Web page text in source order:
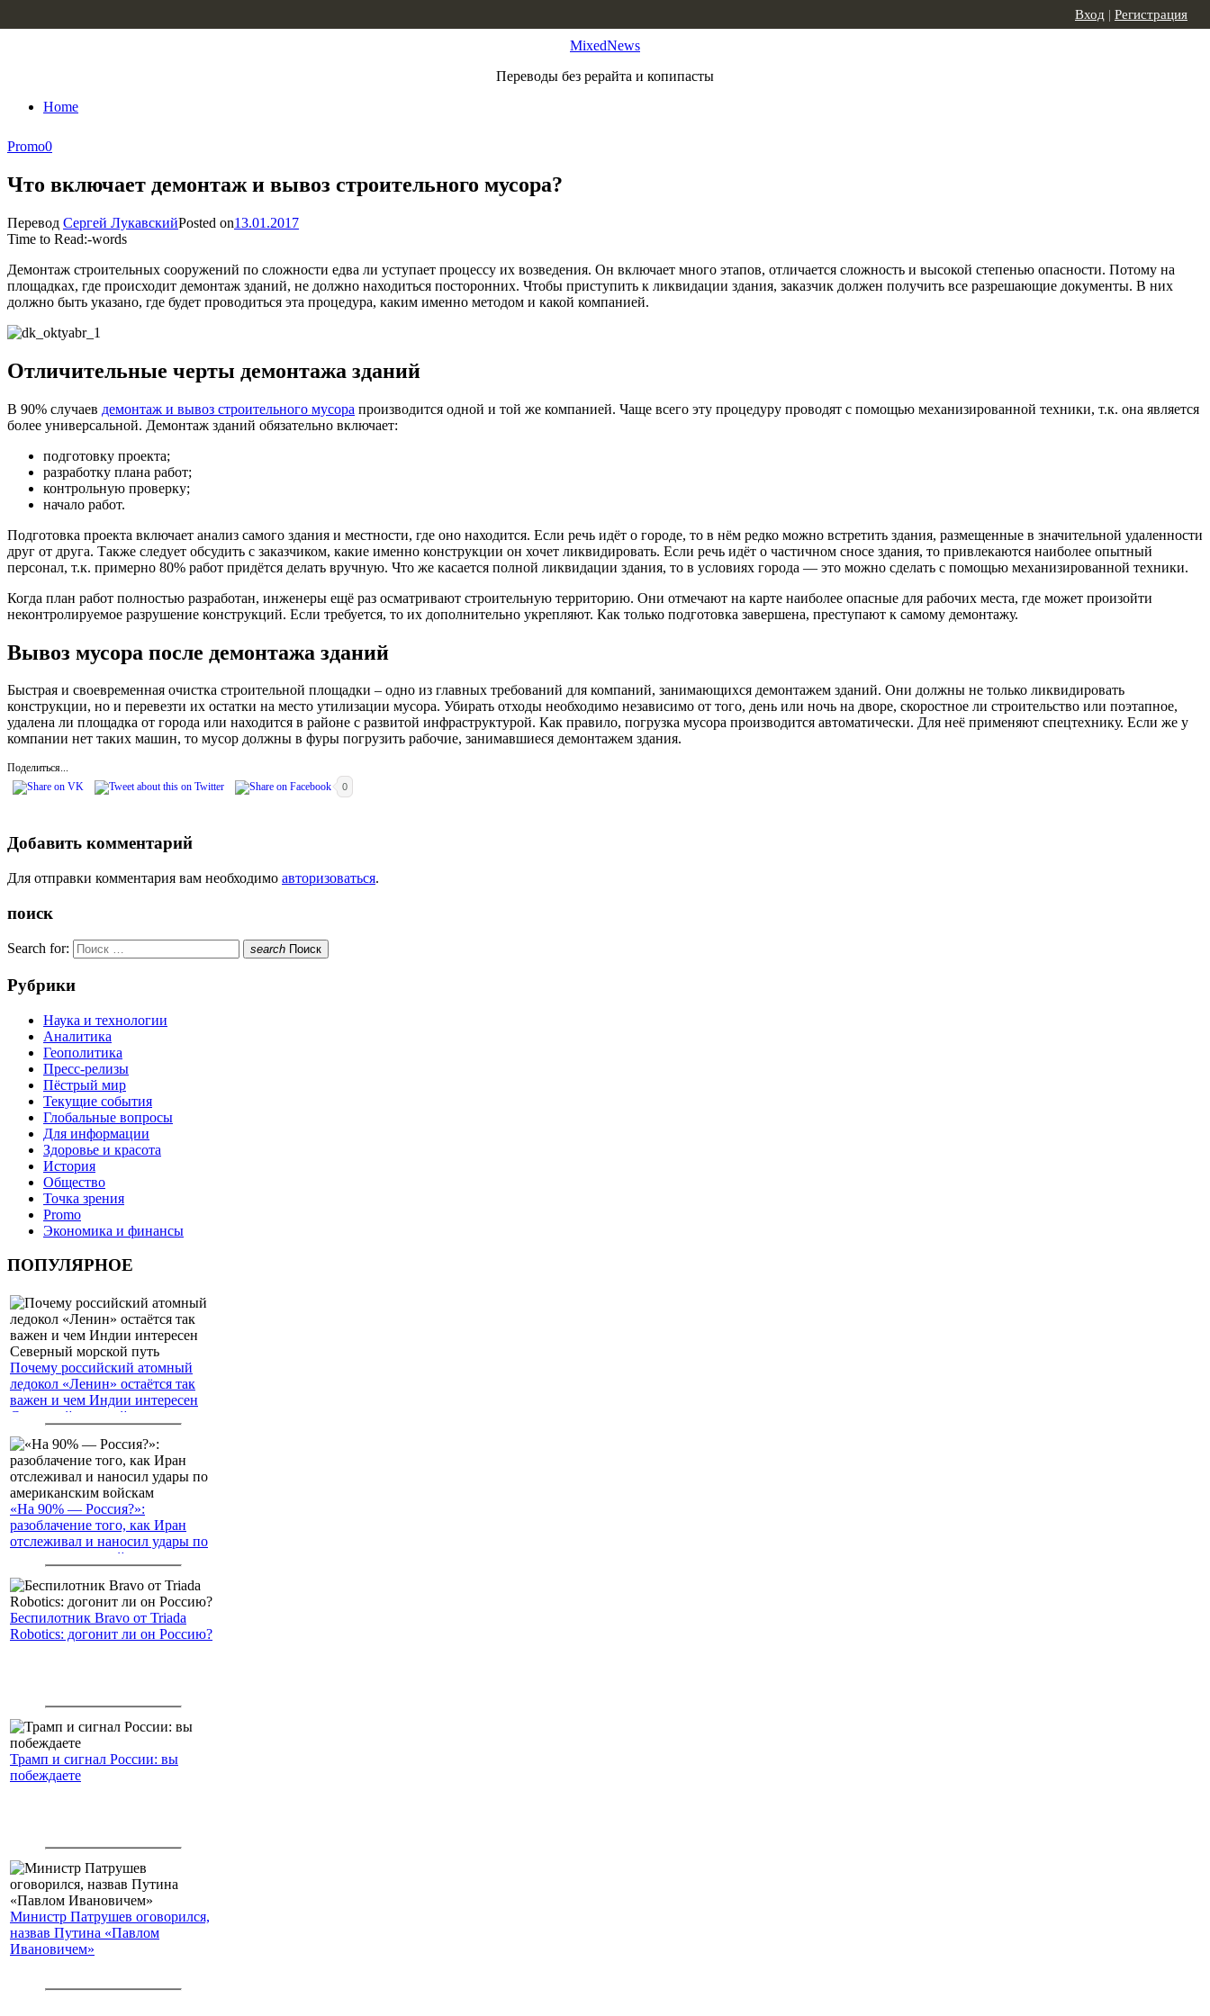
MixedNews
Переводы без рерайта и копипасты
Home
Вход | Регистрация
Promo0
Что включает демонтаж и вывоз строительного мусора?
Перевод Сергей ЛукавскийPosted on13.01.2017
Time to Read:-words
Демонтаж строительных сооружений по сложности едва ли уступает процессу их возведения. Он включает много этапов, отличается сложность и высокой степенью опасности. Потому на
площадках, где происходит демонтаж зданий, не должно находиться посторонних. Чтобы приступить к ликвидации здания, заказчик должен получить все разрешающие документы. В них
должно быть указано, где будет проводиться эта процедура, каким именно методом и какой компанией.
Отличительные черты демонтажа зданий
В 90% случаев демонтаж и вывоз строительного мусора производится одной и той же компанией. Чаще всего эту процедуру проводят с помощью механизированной техники, т.к. она является
более универсальной. Демонтаж зданий обязательно включает:
подготовку проекта;
разработку плана работ;
контрольную проверку;
начало работ.
Подготовка проекта включает анализ самого здания и местности, где оно находится. Если речь идёт о городе, то в нём редко можно встретить здания, размещенные в значительной удаленности
друг от друга. Также следует обсудить с заказчиком, какие именно конструкции он хочет ликвидировать. Если речь идёт о частичном сносе здания, то привлекаются наиболее опытный
персонал, т.к. примерно 80% работ придётся делать вручную. Что же касается полной ликвидации здания, то в условиях города — это можно сделать с помощью механизированной техники.
Когда план работ полностью разработан, инженеры ещё раз осматривают строительную территорию. Они отмечают на карте наиболее опасные для рабочих места, где может произойти
неконтролируемое разрушение конструкций. Если требуется, то их дополнительно укрепляют. Как только подготовка завершена, преступают к самому демонтажу.
Вывоз мусора после демонтажа зданий
Быстрая и своевременная очистка строительной площадки – одно из главных требований для компаний, занимающихся демонтажем зданий. Они должны не только ликвидировать
конструкции, но и перевезти их остатки на место утилизации мусора. Убирать отходы необходимо независимо от того, день или ночь на дворе, скоростное ли строительство или поэтапное,
удалена ли площадка от города или находится в районе с развитой инфраструктурой. Как правило, погрузка мусора производится автоматически. Для неё применяют спецтехнику. Если же у
компании нет таких машин, то мусор должны в фуры погрузить рабочие, занимавшиеся демонтажем здания.
Поделиться...
0
Добавить комментарий
Для отправки комментария вам необходимо авторизоваться.
поиск
Search for: search Поиск
Рубрики
Наука и технологии
Аналитика
Геополитика
Пресс-релизы
Пёстрый мир
Текущие события
Глобальные вопросы
Для информации
Здоровье и красота
История
Общество
Точка зрения
Promo
Экономика и финансы
ПОПУЛЯРНОЕ
Почему российский атомный
ледокол «Ленин» остаётся так
важен и чем Индии интересен
Северный морской путь
«На 90% — Россия?»:
разоблачение того, как Иран
отслеживал и наносил удары по
американским войскам
Беспилотник Bravo от Triada
Robotics: догонит ли он Россию?
Трамп и сигнал России: вы
побеждаете
Министр Патрушев оговорился,
назвав Путина «Павлом
Ивановичем»